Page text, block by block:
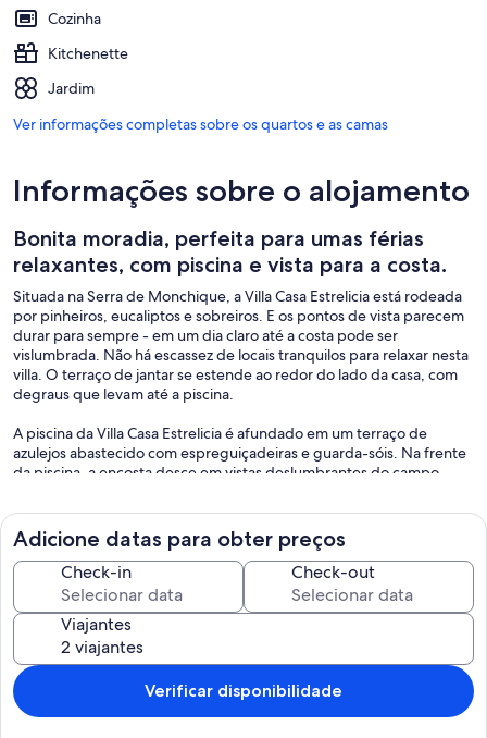
Cozinha
Kitchenette
Jardim
Ver informações completas sobre os quartos e as camas
Informações sobre o alojamento
Bonita moradia, perfeita para umas férias
relaxantes, com piscina e vista para a costa.
Situada na Serra de Monchique, a Villa Casa Estrelicia está rodeada
por pinheiros, eucaliptos e sobreiros. E os pontos de vista parecem
durar para sempre - em um dia claro até a costa pode ser
vislumbrada. Não há escassez de locais tranquilos para relaxar nesta
villa. O terraço de jantar se estende ao redor do lado da casa, com
degraus que levam até a piscina.
A piscina da Villa Casa Estrelicia é afundado em um terraço de
azulejos abastecido com espreguiçadeiras e guarda-sóis. Na frente
da piscina, a encosta desce em vistas deslumbrantes do campo.
Um fogão a lenha colocado em uma lareira de pedra dá uma
sensação caseira para a sala de jantar e sala de estar de plano
aberto, uma área espaçosa com sofás confortáveis. E dois conjuntos
de janelas francesas levam ao adorável terraço de jantar. A
kitchenette da Villa Casa Estrelicia serve um bom tamanho de fogão,
micro-ondas e frigorífico / congelador. Enquanto isso, um churrasco
pesa âncora lá fora.
Adicione datas para obter preços
Check-in Check-out
Viajantes
Verificar disponibilidade